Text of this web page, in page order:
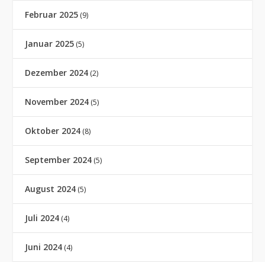
Februar 2025 (9)
Januar 2025 (5)
Dezember 2024 (2)
November 2024 (5)
Oktober 2024 (8)
September 2024 (5)
August 2024 (5)
Juli 2024 (4)
Juni 2024 (4)